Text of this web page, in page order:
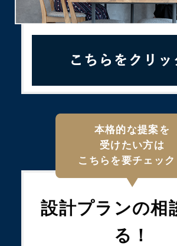
本格的な提案を
受けたい方は
こちらを要チェック
設計プランの相
る！